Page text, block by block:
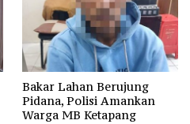
Bakar Lahan Berujung
Pidana, Polisi Amankan
Warga MB Ketapang